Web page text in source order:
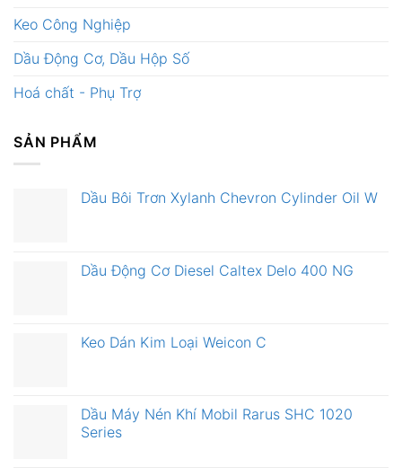
Keo Công Nghiệp
Dầu Động Cơ, Dầu Hộp Số
Hoá chất - Phụ Trợ
SẢN PHẨM
Dầu Bôi Trơn Xylanh Chevron Cylinder Oil W
Dầu Động Cơ Diesel Caltex Delo 400 NG
Keo Dán Kim Loại Weicon C
Dầu Máy Nén Khí Mobil Rarus SHC 1020
Series